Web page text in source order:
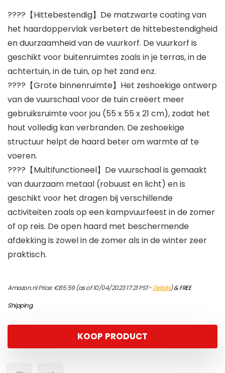
????【Hittebestendig】De matzwarte coating van
het haardoppervlak verbetert de hittebestendigheid
en duurzaamheid van de vuurkorf. De vuurkorf is
geschikt voor buitenruimtes zoals in je terras, in de
achtertuin, in de tuin, op het zand enz.
????【Grote binnenruimte】Het zeshoekige ontwerp
van de vuurschaal voor de tuin creëert meer
gebruiksruimte voor jou (55 x 55 x 21 cm), zodat het
hout volledig kan verbranden. De zeshoekige
structuur helpt de haard beter om warmte af te
voeren.
????【Multifunctioneel】De vuurschaal is gemaakt
van duurzaam metaal (robuust en licht) en is
geschikt voor het dragen bij verschillende
activiteiten zoals op een kampvuurfeest in de zomer
of op reis. De open haard met beschermende
afdekking is zowel in de zomer als in de winter zeer
praktisch.
Amazon.nl Price:€85.59(as of 10/04/2023 17:21 PST-Details)&FREE
Shipping.
KOOP PRODUCT